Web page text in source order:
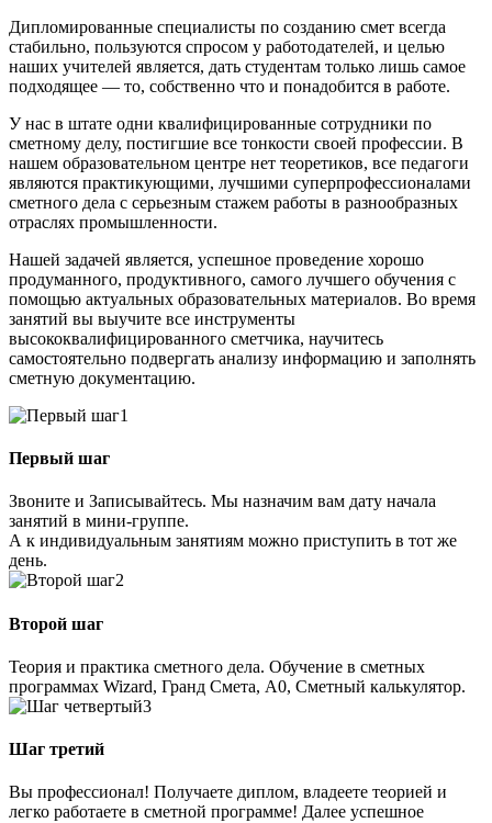
Дипломированные специалисты по созданию смет всегда
стабильно, пользуются спросом у работодателей, и целью
наших учителей является, дать студентам только лишь самое
подходящее — то, собственно что и понадобится в работе.
У нас в штате одни квалифицированные сотрудники по
сметному делу, постигшие все тонкости своей профессии. В
нашем образовательном центре нет теоретиков, все педагоги
являются практикующими, лучшими суперпрофессионалами
сметного дела с серьезным стажем работы в разнообразных
отраслях промышленности.
Нашей задачей является, успешное проведение хорошо
продуманного, продуктивного, самого лучшего обучения с
помощью актуальных образовательных материалов. Во время
занятий вы выучите все инструменты
высококвалифицированного сметчика, научитесь
самостоятельно подвергать анализу информацию и заполнять
сметную документацию.
1
Первый шаг
Звоните и Записывайтесь. Мы назначим вам дату начала
занятий в мини-группе.
А к индивидуальным занятиям можно приступить в тот же
день.
2
Второй шаг
Теория и практика сметного дела. Обучение в сметных
программах Wizard, Гранд Смета, А0, Сметный калькулятор.
3
Шаг третий
Вы профессионал! Получаете диплом, владеете теорией и
легко работаете в сметной программе! Далее успешное